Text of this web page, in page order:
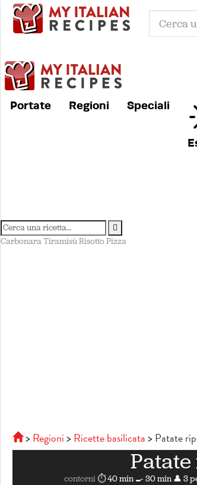
Portate Regioni Speciali
CarbonaraTiramisùRisottoPizza
Regioni Ricette basilicata Patate
contorni ⏱ 40 min🍳 30 min 👤 3